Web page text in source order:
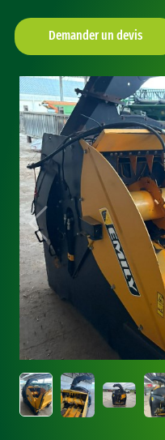
Demander un devis